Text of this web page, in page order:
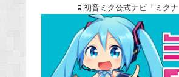
初音ミク公式ナビ「ミクナ